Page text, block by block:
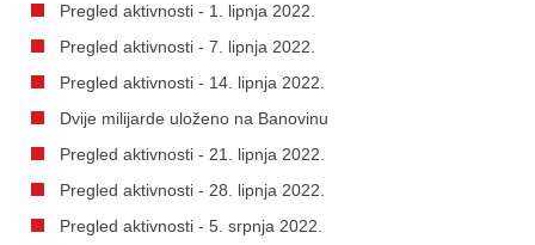
Pregled aktivnosti - 1. lipnja 2022.
Pregled aktivnosti - 7. lipnja 2022.
Pregled aktivnosti - 14. lipnja 2022.
Dvije milijarde uloženo na Banovinu
Pregled aktivnosti - 21. lipnja 2022.
Pregled aktivnosti - 28. lipnja 2022.
Pregled aktivnosti - 5. srpnja 2022.